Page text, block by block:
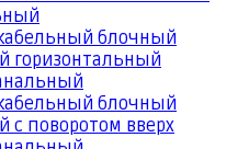
блочный
горизонтальный
блочный
с поворотом вверх